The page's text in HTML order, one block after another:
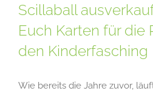
Scillaball
Euch Karten für die
den Kinderfasching
Wie bereits die Jahre zuvor,